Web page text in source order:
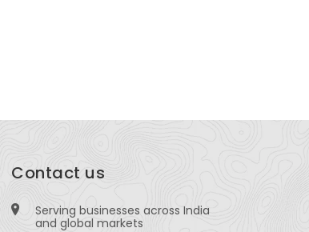
Contact us
Serving businesses across India
and global markets